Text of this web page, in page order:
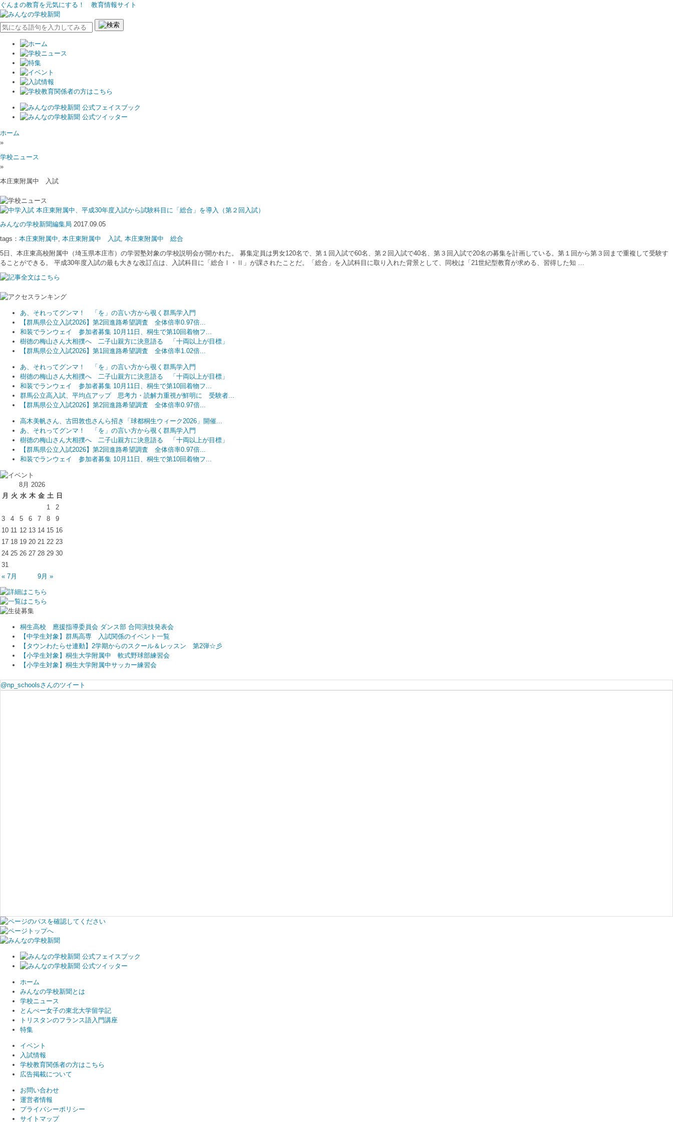
ぐんまの教育を元気にする！ 教育情報サイト
ホーム
»
学校ニュース
»
本庄東附属中 入試
本庄東附属中、平成30年度入試から試験科目に「総合」を導入（第２回入試）
みんなの学校新聞編集局 2017.09.05
tags： 本庄東附属中, 本庄東附属中 入試, 本庄東附属中 総合
5日、本庄東高校附属中（埼玉県本庄市）の学習塾対象の学校説明会が開かれた。 募集定員は男女120名で、第１回入試で60名、第２回入試で40名、第３回入試で20名の募集を計画している。第１回から第３回まで重複して受験す
ることができる。 平成30年度入試の最も大きな改訂点は、入試科目に「総合Ⅰ・Ⅱ」が課されたことだ。「総合」を入試科目に取り入れた背景として、同校は「21世紀型教育が求める、習得した知 …
あ、それってグンマ！ 「を」の言い方から覗く群馬学入門
【群馬県公立入試2026】第2回進路希望調査 全体倍率0.97倍...
和装でランウェイ 参加者募集 10月11日、桐生で第10回着物フ...
樹徳の梅山さん大相撲へ 二子山親方に決意語る 「十両以上が目標」
【群馬県公立入試2026】第1回進路希望調査 全体倍率1.02倍...
あ、それってグンマ！ 「を」の言い方から覗く群馬学入門
樹徳の梅山さん大相撲へ 二子山親方に決意語る 「十両以上が目標」
和装でランウェイ 参加者募集 10月11日、桐生で第10回着物フ...
群馬公立高入試、平均点アップ 思考力・読解力重視が鮮明に 受験者...
【群馬県公立入試2026】第2回進路希望調査 全体倍率0.97倍...
高木美帆さん、古田敦也さんら招き「球都桐生ウィーク2026」開催...
あ、それってグンマ！ 「を」の言い方から覗く群馬学入門
樹徳の梅山さん大相撲へ 二子山親方に決意語る 「十両以上が目標」
【群馬県公立入試2026】第2回進路希望調査 全体倍率0.97倍...
和装でランウェイ 参加者募集 10月11日、桐生で第10回着物フ...
8月 2026
月 火 水 木 金 土 日
1
2
3
4 5 6 7 8
9
10 11 12 13 14 15 16
17 18 19 20 21 22 23
24 25 26 27 28 29 30
31
« 7月
9月 »
桐生高校 應援指導委員会 ダンス部 合同演技発表会
【中学生対象】群馬高専 入試関係のイベント一覧
【タウンわたらせ連動】2学期からのスクール＆レッスン 第2弾☆彡
【小学生対象】桐生大学附属中 軟式野球部練習会
【小学生対象】桐生大学附属中サッカー練習会
@np_schoolsさんのツイート
ホーム
みんなの学校新聞とは
学校ニュース
とんぺー女子の東北大学留学記
トリスタンのフランス語入門講座
特集
イベント
入試情報
学校教育関係者の方はこちら
広告掲載について
お問い合わせ
運営者情報
プライバシーポリシー
サイトマップ